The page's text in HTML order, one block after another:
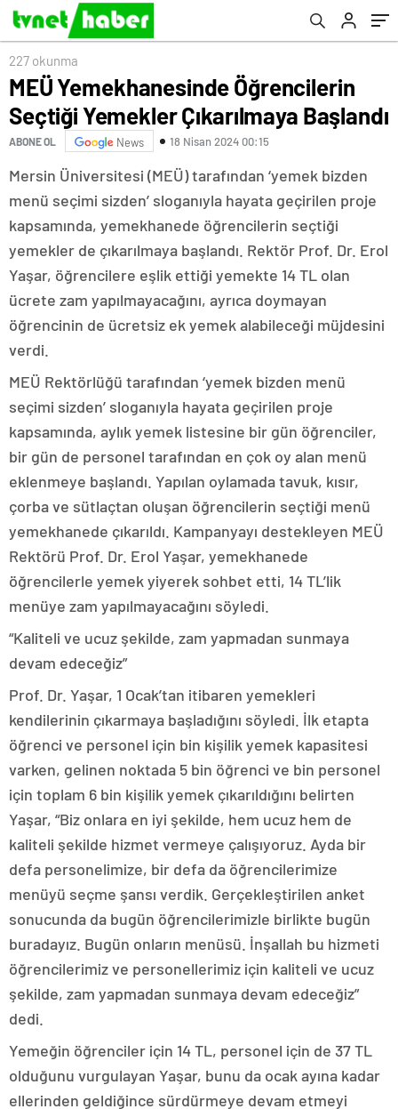
227 okunma
MEÜ Yemekhanesinde Öğrencilerin
Seçtiği Yemekler Çıkarılmaya Başlandı
ABONE OL News 18 Nisan 2024 00:15
Mersin Üniversitesi (MEÜ) tarafından ‘yemek bizden
menü seçimi sizden’ sloganıyla hayata geçirilen proje
kapsamında, yemekhanede öğrencilerin seçtiği
yemekler de çıkarılmaya başlandı. Rektör Prof. Dr. Erol
Yaşar, öğrencilere eşlik ettiği yemekte 14 TL olan
ücrete zam yapılmayacağını, ayrıca doymayan
öğrencinin de ücretsiz ek yemek alabileceği müjdesini
verdi.
MEÜ Rektörlüğü tarafından ‘yemek bizden menü
seçimi sizden’ sloganıyla hayata geçirilen proje
kapsamında, aylık yemek listesine bir gün öğrenciler,
bir gün de personel tarafından en çok oy alan menü
eklenmeye başlandı. Yapılan oylamada tavuk, kısır,
çorba ve sütlaçtan oluşan öğrencilerin seçtiği menü
yemekhanede çıkarıldı. Kampanyayı destekleyen MEÜ
Rektörü Prof. Dr. Erol Yaşar, yemekhanede
öğrencilerle yemek yiyerek sohbet etti, 14 TL’lik
menüye zam yapılmayacağını söyledi.
“Kaliteli ve ucuz şekilde, zam yapmadan sunmaya
devam edeceğiz”
Prof. Dr. Yaşar, 1 Ocak’tan itibaren yemekleri
kendilerinin çıkarmaya başladığını söyledi. İlk etapta
öğrenci ve personel için bin kişilik yemek kapasitesi
varken, gelinen noktada 5 bin öğrenci ve bin personel
için toplam 6 bin kişilik yemek çıkarıldığını belirten
Yaşar, “Biz onlara en iyi şekilde, hem ucuz hem de
kaliteli şekilde hizmet vermeye çalışıyoruz. Ayda bir
defa personelimize, bir defa da öğrencilerimize
menüyü seçme şansı verdik. Gerçekleştirilen anket
sonucunda da bugün öğrencilerimizle birlikte bugün
buradayız. Bugün onların menüsü. İnşallah bu hizmeti
öğrencilerimiz ve personellerimiz için kaliteli ve ucuz
şekilde, zam yapmadan sunmaya devam edeceğiz”
dedi.
Yemeğin öğrenciler için 14 TL, personel için de 37 TL
olduğunu vurgulayan Yaşar, bunu da ocak ayına kadar
ellerinden geldiğince sürdürmeye devam etmeyi